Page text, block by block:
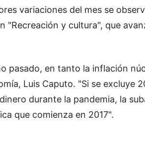
variaciones del mes se
"Recreación y cultura", que
pasado, en tanto la inflación
Luis Caputo. "Si se excluye
durante la pandemia, la
que comienza en 2017".